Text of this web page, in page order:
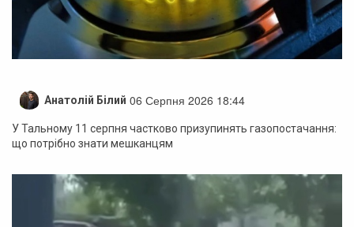
Анатолій Білий 06 Серпня 2026 18:44
У Тальному 11 серпня частково призупинять газопостачання:
що потрібно знати мешканцям